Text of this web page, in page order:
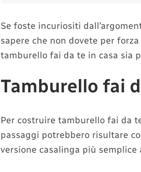
Se foste incuriositi
sapere che non dovete per
tamburello fai da te in casa sia
Tamburello fai
Per costruire tamburello fai da
passaggi potrebbero risultare
versione casalinga più